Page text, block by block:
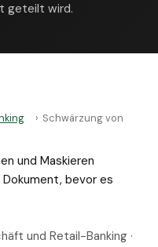
geteilt wird.
› Schwärzung von
und Maskieren
bevor es
und Retail-Banking ·